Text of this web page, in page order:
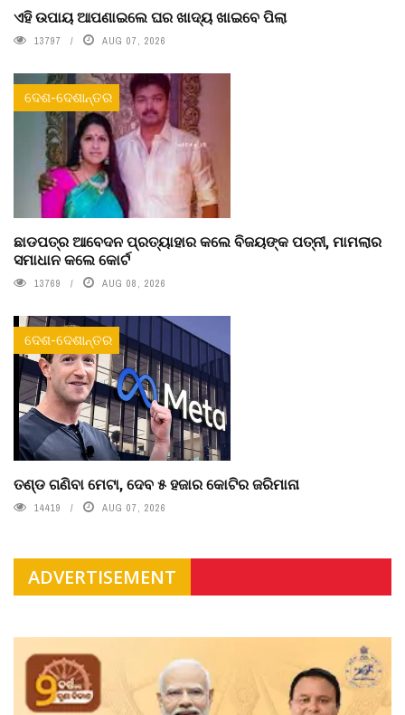
ଏହି ଉପାୟ ଆପଣାଇଲେ ଘର ଖାଦ୍ୟ ଖାଇବେ ପିଲା
13797 AUG 07, 2026
ଦେଶ-ଦେଶାନ୍ତର
ଛାଡପତ୍ର ଆବେଦନ ପ୍ରତ୍ୟାହାର କଲେ ବିଜୟଙ୍କ ପତ୍ନୀ, ମାମଲାର
ସମାଧାନ କଲେ କୋର୍ଟ
13769 AUG 08, 2026
ଦେଶ-ଦେଶାନ୍ତର
ତଣ୍ଡ ଗଣିବା ମେଟା, ଦେବ ୫ ହଜାର କୋଟିର ଜରିମାନା
14419 AUG 07, 2026
ADVERTISEMENT